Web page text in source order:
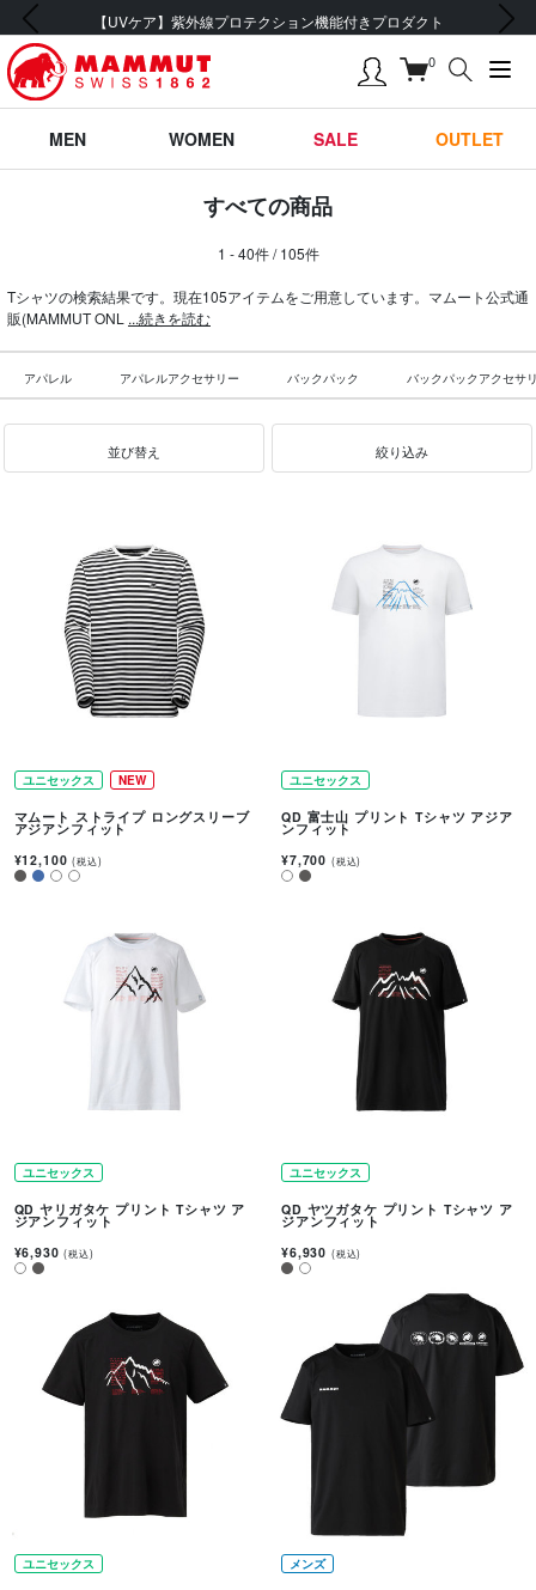
会員登録で【5,500円 (税込) 以上 送料無料】
前の画像 次の画像
0
MEN WOMEN SALE OUTLET
すべての商品
1 - 40件 / 105件
Tシャツの検索結果です。現在105アイテムをご用意しています。マムート公式通
販(MAMMUT ONL ...続きを読む
アパレル アパレルアクセサリー バックパック バックパックアクセサ
並び替え 絞り込み
ユニセックス NEW
マムート ストライプ ロングスリーブ
アジアンフィット
¥12,100(税込)
ユニセックス
QD 富士山 プリント Tシャツ アジア
ンフィット
¥7,700 (税込)
ユニセックス
QD ヤリガタケ プリント Tシャツ ア
ジアンフィット
¥6,930(税込)
ユニセックス
QD ヤツガタケ プリント Tシャツ ア
ジアンフィット
¥6,930 (税込)
ユニセックス メンズ